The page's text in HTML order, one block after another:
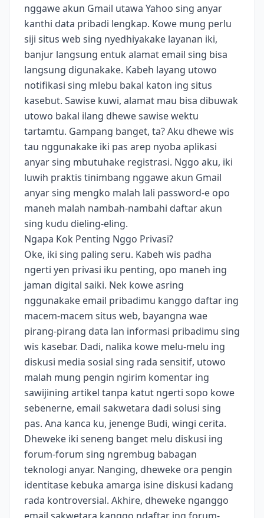
nggawe akun Gmail utawa Yahoo sing anyar
kanthi data pribadi lengkap. Kowe mung perlu
siji situs web sing nyedhiyakake layanan iki,
banjur langsung entuk alamat email sing bisa
langsung digunakake. Kabeh layang utowo
notifikasi sing mlebu bakal katon ing situs
kasebut. Sawise kuwi, alamat mau bisa dibuwak
utowo bakal ilang dhewe sawise wektu
tartamtu. Gampang banget, ta? Aku dhewe wis
tau nggunakake iki pas arep nyoba aplikasi
anyar sing mbutuhake registrasi. Nggo aku, iki
luwih praktis tinimbang nggawe akun Gmail
anyar sing mengko malah lali password-e opo
maneh malah nambah-nambahi daftar akun
sing kudu dieling-eling.
Ngapa Kok Penting Nggo Privasi?
Oke, iki sing paling seru. Kabeh wis padha
ngerti yen privasi iku penting, opo maneh ing
jaman digital saiki. Nek kowe asring
nggunakake email pribadimu kanggo daftar ing
macem-macem situs web, bayangna wae
pirang-pirang data lan informasi pribadimu sing
wis kasebar. Dadi, nalika kowe melu-melu ing
diskusi media sosial sing rada sensitif, utowo
malah mung pengin ngirim komentar ing
sawijining artikel tanpa katut ngerti sopo kowe
sebenerne, email sakwetara dadi solusi sing
pas. Ana kanca ku, jenenge Budi, wingi cerita.
Dheweke iki seneng banget melu diskusi ing
forum-forum sing ngrembug babagan
teknologi anyar. Nanging, dheweke ora pengin
identitase kebuka amarga isine diskusi kadang
rada kontroversial. Akhire, dheweke nganggo
email sakwetara kanggo ndaftar ing forum-